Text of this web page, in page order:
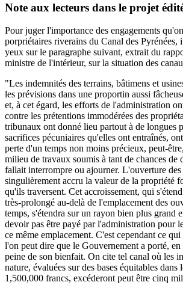
Note aux lecteurs dans le projet
Pour juger l'importance des engagements
porpriétaires riverains du Canal des Pyrénées,
yeux sur le paragraphe suivant, extrait du
ministre de l'intérieur, sur la situation des
"Les indemnités des terrains, bâtimens et
les prévisions dans une proportin aussi
et, à cet égard, les efforts de l'administration
contre les prétentions immodérées des
tribunaux ont donné lieu partout à de longues
sacrifices pécuniaires qu'elles ont entraînés,
perte d'un temps non moins précieux, peut-
milieu de travaux soumis à tant de chances de
fallait interrompre ou ajourner. L'ouverture des
singulièrement accru la valeur de la propriété
qu'ils traversent. Cet accroissement, qui
très-prolongé au-delà de l'emplacement des
temps, s'étendra sur un rayon bien plus grand
devoir pas être payé par l'administration pour
ce même emplacement. C'est cependant ce
l'on peut dire que le Gouvernement a porté, en
peine de son bienfait. On cite tel canal où les
nature, évaluées sur des bases équitables
1,500,000 francs, excéderont peut être cinq